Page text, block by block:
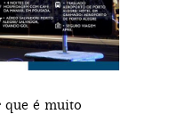
que é muito